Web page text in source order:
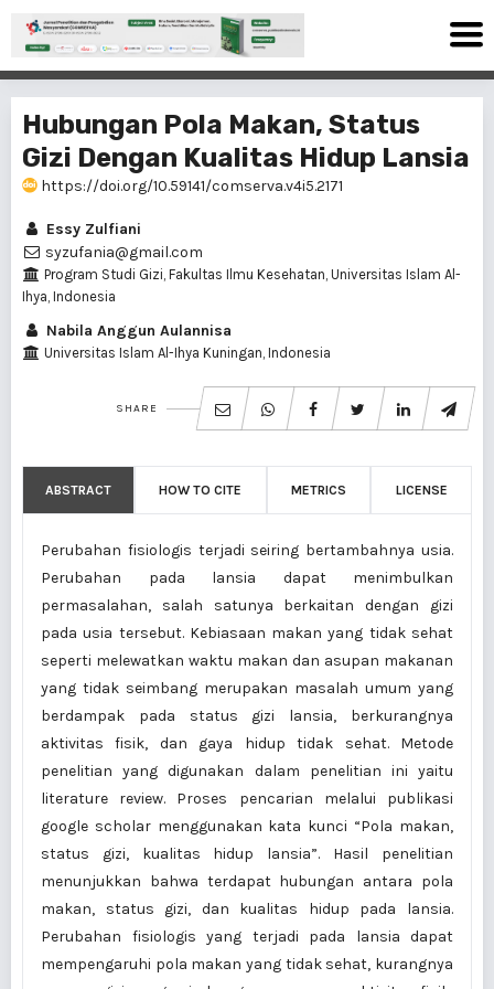
Hubungan Pola Makan, Status
Gizi Dengan Kualitas Hidup Lansia
https://doi.org/10.59141/comserva.v4i5.2171
Essy Zulfiani
syzufania@gmail.com
Program Studi Gizi, Fakultas Ilmu Kesehatan, Universitas Islam Al-
Ihya, Indonesia
Nabila Anggun Aulannisa
Universitas Islam Al-Ihya Kuningan, Indonesia
SHARE
ABSTRACT HOW TO CITE METRICS LICENSE
Perubahan fisiologis terjadi seiring bertambahnya usia.
Perubahan pada lansia dapat menimbulkan
permasalahan, salah satunya berkaitan dengan gizi
pada usia tersebut. Kebiasaan makan yang tidak sehat
seperti melewatkan waktu makan dan asupan makanan
yang tidak seimbang merupakan masalah umum yang
berdampak pada status gizi lansia, berkurangnya
aktivitas fisik, dan gaya hidup tidak sehat. Metode
penelitian yang digunakan dalam penelitian ini yaitu
literature review. Proses pencarian melalui publikasi
google scholar menggunakan kata kunci “Pola makan,
status gizi, kualitas hidup lansia”. Hasil penelitian
menunjukkan bahwa terdapat hubungan antara pola
makan, status gizi, dan kualitas hidup pada lansia.
Perubahan fisiologis yang terjadi pada lansia dapat
mempengaruhi pola makan yang tidak sehat, kurangnya